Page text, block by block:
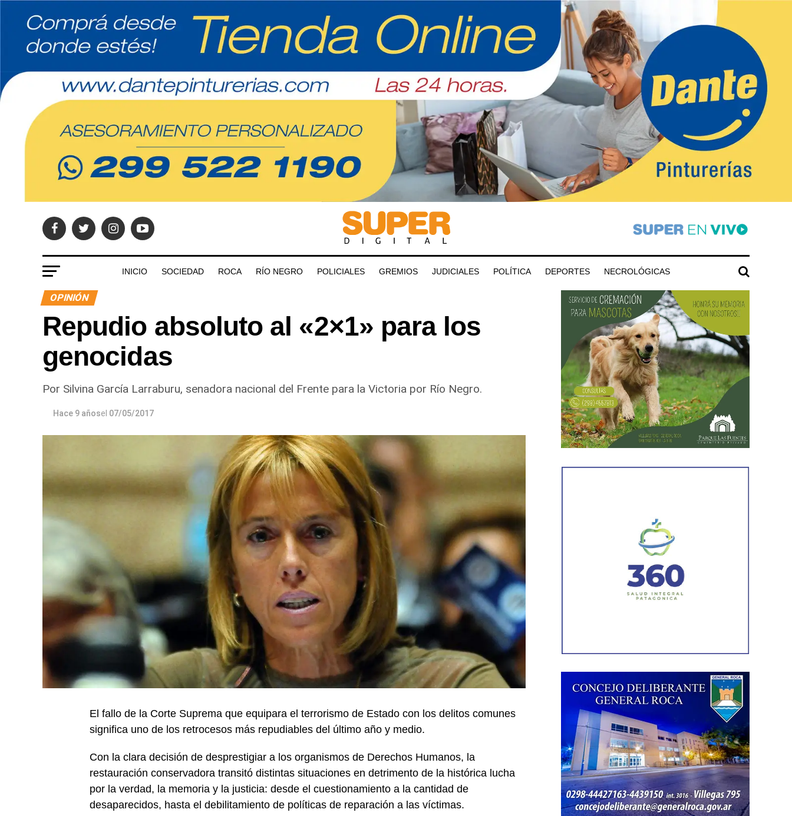
INICIO SOCIEDAD ROCA RÍO NEGRO POLICIALES GREMIOS JUDICIALES POLÍTICA DEPORTES NECROLÓGICAS
OPINIÓN
Repudio absoluto al «2×1» para los
genocidas
Por Silvina García Larraburu, senadora nacional del Frente para la Victoria por Río Negro.
Hace 9 añosel 07/05/2017
El fallo de la Corte Suprema que equipara el terrorismo de Estado con los delitos comunes
significa uno de los retrocesos más repudiables del último año y medio.
Con la clara decisión de desprestigiar a los organismos de Derechos Humanos, la
restauración conservadora transitó distintas situaciones en detrimento de la histórica lucha
por la verdad, la memoria y la justicia: desde el cuestionamiento a la cantidad de
desaparecidos, hasta el debilitamiento de políticas de reparación a las víctimas.